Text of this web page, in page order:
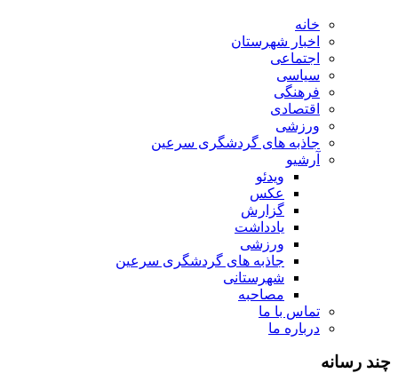
خانه
اخبار شهرستان
اجتماعی
سیاسی
فرهنگی
اقتصادی
ورزشی
جاذبه های گردشگری سرعین
آرشیو
ویدئو
عکس
گزارش
یادداشت
ورزشی
جاذبه های گردشگری سرعین
شهرستانی
مصاحبه
تماس با ما
درباره ما
چند رسانه